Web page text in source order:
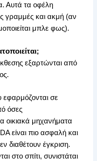
Αυτά τα οφέλη
γραμμές και ακμή (αν
μπλε φως).
εξαρτώνται από
σε
όσες
οικιακά μηχανήματα
είναι πιο ασφαλή και
διαθέτουν έγκριση.
στο σπίτι, συνιστάται